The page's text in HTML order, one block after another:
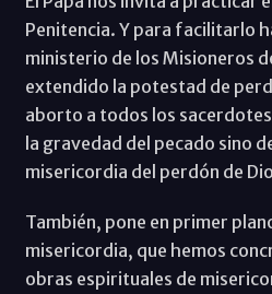
Penitencia. Y para facilitarlo
ministerio de los Misioneros
extendido la potestad de
aborto a todos los
la gravedad del pecado sino
misericordia del perdón de
También, pone en primer
misericordia, que hemos
obras espirituales de